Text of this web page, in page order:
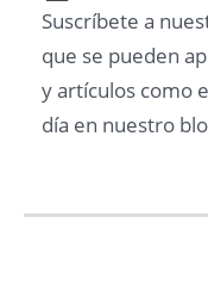
Suscríbete a
que se pueden
y artículos como
día en nuestro